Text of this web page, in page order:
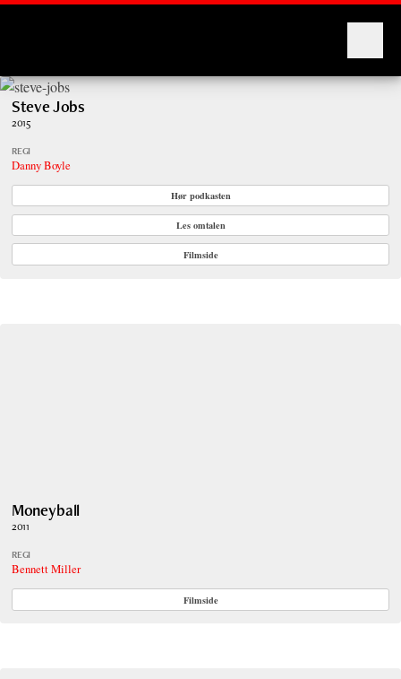
Steve Jobs
2015
REGI
Danny Boyle
Hør podkasten
Les omtalen
Filmside
Moneyball
2011
REGI
Bennett Miller
Filmside